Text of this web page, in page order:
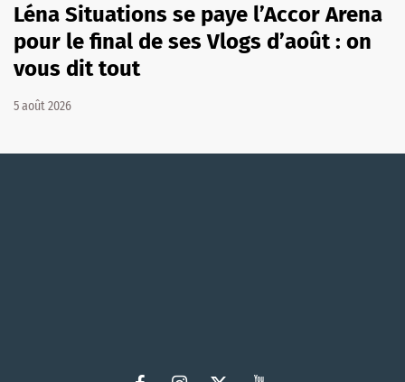
Léna Situations se paye l’Accor Arena
pour le final de ses Vlogs d’août : on
vous dit tout
5 août 2026